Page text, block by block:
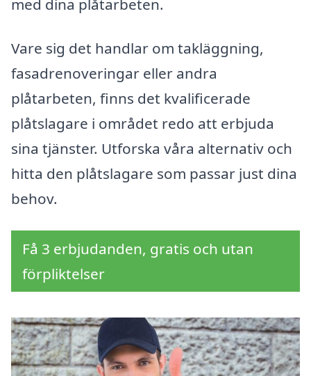
med dina plåtarbeten.
Vare sig det handlar om takläggning,
fasadrenoveringar eller andra
plåtarbeten, finns det kvalificerade
plåtslagare i området redo att erbjuda
sina tjänster. Utforska våra alternativ och
hitta den plåtslagare som passar just dina
behov.
Få 3 erbjudanden, gratis och utan
förpliktelser